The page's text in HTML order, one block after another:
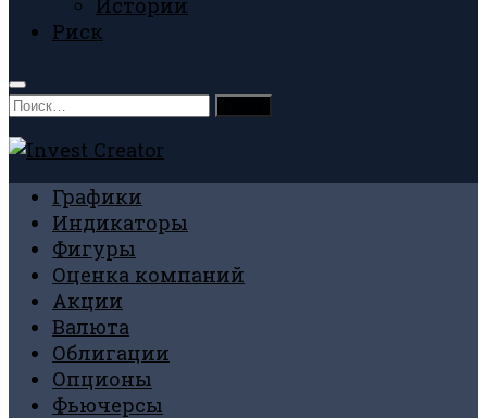
Истории
Риск
Найти:
Графики
Индикаторы
Фигуры
Оценка компаний
Акции
Валюта
Облигации
Опционы
Фьючерсы